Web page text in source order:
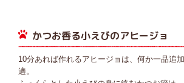
かつお香る小えびのアヒージョ
10分あれば作れるアヒージョは、何か一品追
適。